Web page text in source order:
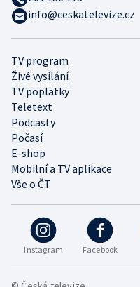
Instagram Facebook
TV program
Živé vysílání
TV poplatky
Teletext
Podcasty
Počasí
E-shop
Mobilní a TV aplikace
Vše o ČT
info@ceskatelevize.cz